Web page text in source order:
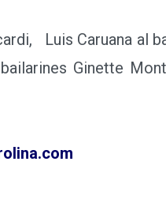
Luis Caruana al
Ginette